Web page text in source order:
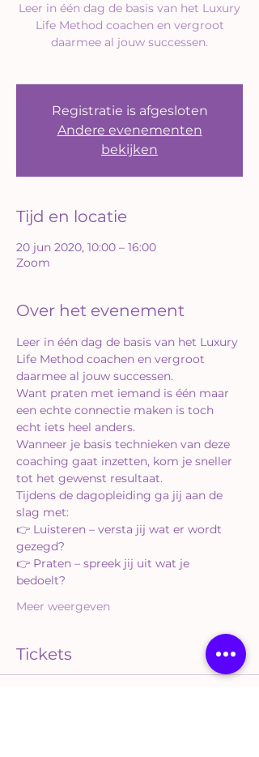
Leer in één dag de basis van het Luxury
Life Method coachen en vergroot
daarmee al jouw successen.
Registratie is afgesloten
Andere evenementen
bekijken
Tijd en locatie
20 jun 2020, 10:00 – 16:00
Zoom
Over het evenement
Leer in één dag de basis van het Luxury
Life Method coachen en vergroot
daarmee al jouw successen.
Want praten met iemand is één maar
een echte connectie maken is toch
echt iets heel anders.
Wanneer je basis technieken van deze
coaching gaat inzetten, kom je sneller
tot het gewenst resultaat.
Tijdens de dagopleiding ga jij aan de
slag met:
👉 Luisteren – versta jij wat er wordt
gezegd?
👉 Praten – spreek jij uit wat je
bedoelt?
Meer weergeven
Tickets